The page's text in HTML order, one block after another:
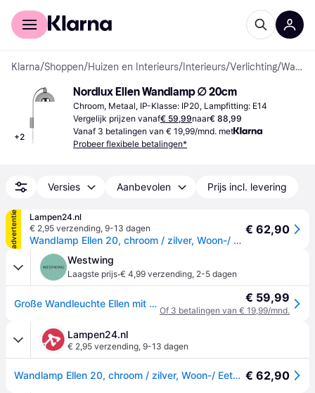
Voor shoppers
Klarna/Shoppen/Huizen en Interieurs/ Interieurs/Verlichting/ Wandlampen
+2
Nordlux Ellen Wandlamp ∅ 20cm
Chroom, Metaal, IP-Klasse: IP20, Lampfitting: E14
Vergelijk prijzen vanaf€ 59,99naar€ 88,99
Vanaf 3 betalingen van € 19,99/mnd. met
Probeer flexibele betalingen*
Versies Aanbevolen Prijs incl. levering
advertentie
Lampen24.nl
€ 2,95 verzending, 9-13 dagen
Wandlamp Ellen 20, chroom / zilver, Woon-/ Eetkamer, metaal, Scandinavisch, wandlamp
€ 62,90
Westwing
Laagste prijs·€ 4,99 verzending, 2-5 dagen
Große Wandleuchte Ellen mit Stecker € 59,99
Of 3 betalingen van € 19,99/mnd.
Lampen24.nl
€ 2,95 verzending, 9-13 dagen
Wandlamp Ellen 20, chroom / zilver, Woon-/ Eetkamer, metaal, Scandinavisch, wandlamp € 62,90